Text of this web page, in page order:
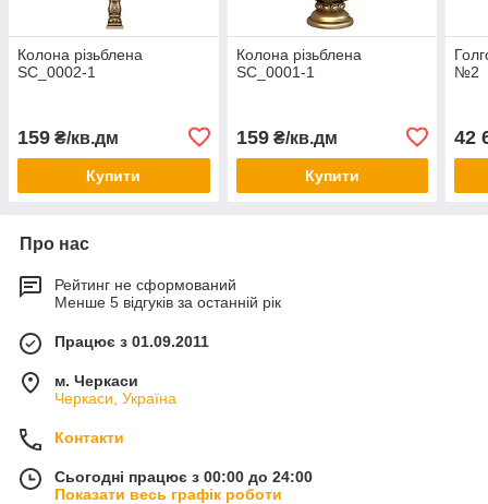
Колона різьблена
SC_0002-1
159 ₴/кв.дм
Купити
Колона різьблена
SC_0001-1
159₴/кв.дм
Купити
№2
42
Про нас
Рейтинг не сформований
Менше 5 відгуків за останній рік
Працює з 01.09.2011
м. Черкаси
Черкаси, Україна
Контакти
Сьогодні працює з 00:00 до 24:00
Показати весь графік роботи